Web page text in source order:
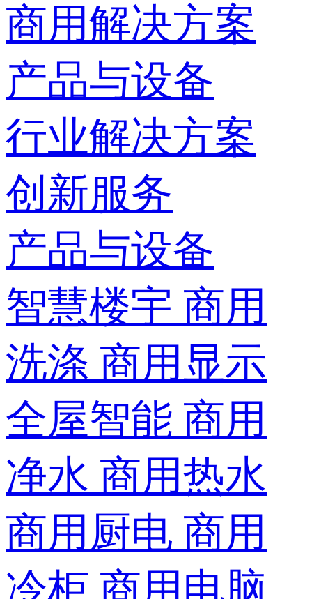
商用解决方案
产品与设备
行业解决方案
创新服务
产品与设备
智慧楼宇 商用
洗涤 商用显示
全屋智能 商用
净水 商用热水
商用厨电 商用
冷柜 商用电脑